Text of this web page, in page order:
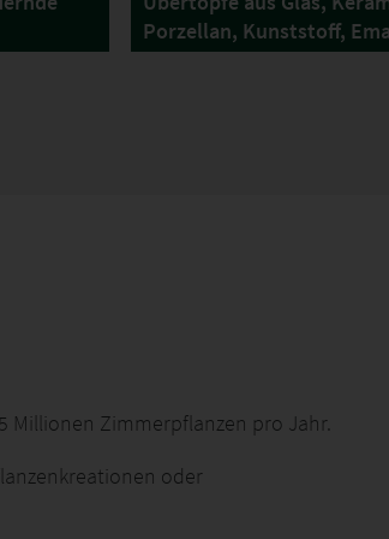
Porzellan, Kunststoff,
Millionen Zimmerpflanzen pro Jahr.
oder